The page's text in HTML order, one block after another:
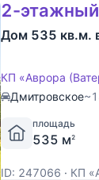
2-этажный
Дом 535 кв.м.
КП «Аврора
Дмитровское
площадь
535 м2
ID: 247066 · КП